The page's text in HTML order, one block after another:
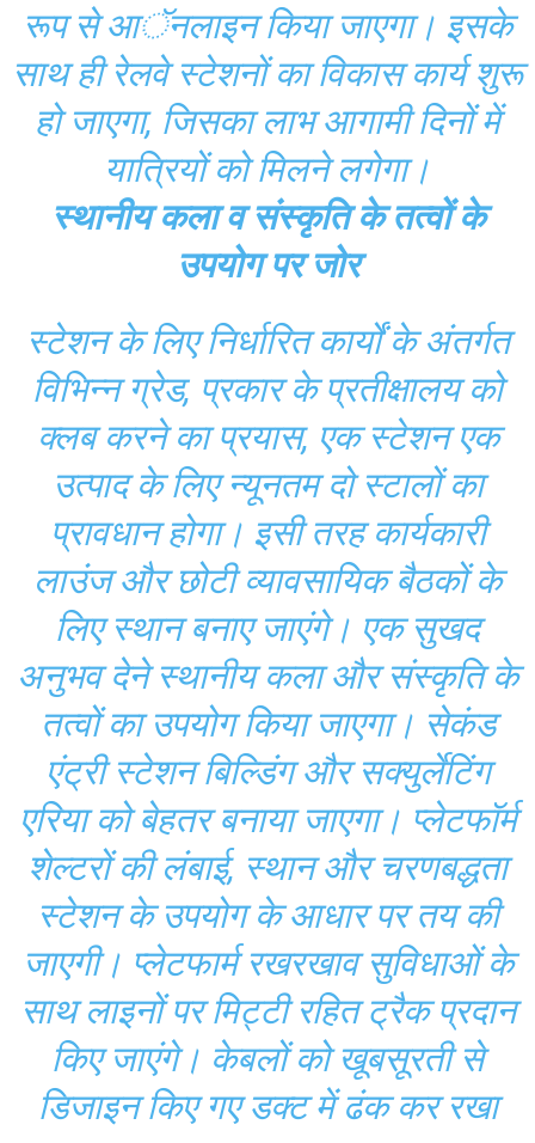
रूप से आॅनलाइन किया जाएगा। इसके
साथ ही रेलवे स्टेशनों का विकास कार्य शुरू
हो जाएगा, जिसका लाभ आगामी दिनों में
यात्रियों को मिलने लगेगा।
स्थानीय कला व संस्कृति के तत्वों के
उपयोग पर जोर
स्टेशन के लिए निर्धारित कार्यों के अंतर्गत
विभिन्न ग्रेड, प्रकार के प्रतीक्षालय को
क्लब करने का प्रयास, एक स्टेशन एक
उत्पाद के लिए न्यूनतम दो स्टालों का
प्रावधान होगा। इसी तरह कार्यकारी
लाउंज और छोटी व्यावसायिक बैठकों के
लिए स्थान बनाए जाएंगे। एक सुखद
अनुभव देने स्थानीय कला और संस्कृति के
तत्वों का उपयोग किया जाएगा। सेकंड
एंट्री स्टेशन बिल्डिंग और सक्युर्लेटिंग
एरिया को बेहतर बनाया जाएगा। प्लेटफॉर्म
शेल्टरों की लंबाई, स्थान और चरणबद्धता
स्टेशन के उपयोग के आधार पर तय की
जाएगी। प्लेटफार्म रखरखाव सुविधाओं के
साथ लाइनों पर मिट्टी रहित ट्रैक प्रदान
किए जाएंगे। केबलों को खूबसूरती से
डिजाइन किए गए डक्ट में ढंक कर रखा